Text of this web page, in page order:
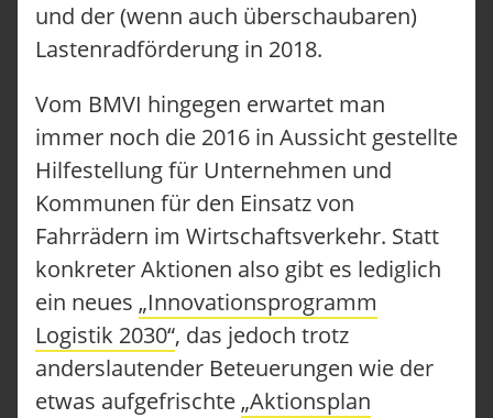
und der (wenn auch überschaubaren)
Lastenradförderung in 2018.
Vom BMVI hingegen erwartet man
immer noch die 2016 in Aussicht gestellte
Hilfestellung für Unternehmen und
Kommunen für den Einsatz von
Fahrrädern im Wirtschaftsverkehr. Statt
konkreter Aktionen also gibt es lediglich
ein neues „Innovationsprogramm
Logistik 2030“, das jedoch trotz
anderslautender Beteuerungen wie der
etwas aufgefrischte „Aktionsplan